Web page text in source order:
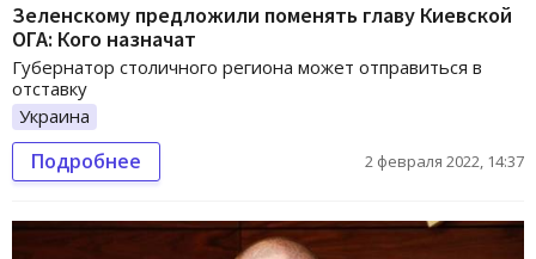
Зеленскому предложили поменять главу Киевской
ОГА: Кого назначат
Губернатор столичного региона может отправиться в
отставку
Украина
Подробнее 2 февраля 2022, 14:37